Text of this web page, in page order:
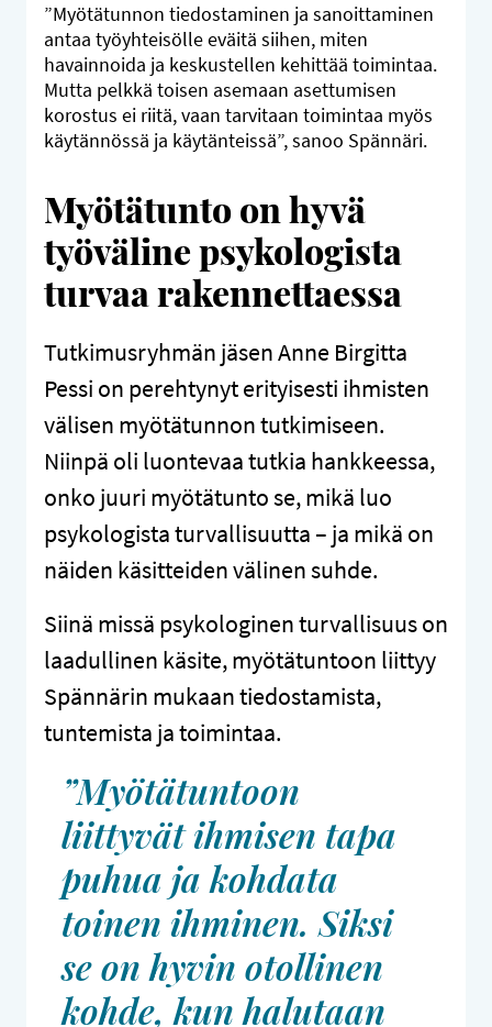
”Myötätunnon tiedostaminen ja sanoittaminen
antaa työyhteisölle eväitä siihen, miten
havainnoida ja keskustellen kehittää toimintaa.
Mutta pelkkä toisen asemaan asettumisen
korostus ei riitä, vaan tarvitaan toimintaa myös
käytännössä ja käytänteissä”, sanoo Spännäri.
Myötätunto on hyvä
työväline psykologista
turvaa rakennettaessa
Tutkimusryhmän jäsen Anne Birgitta
Pessi on perehtynyt erityisesti ihmisten
välisen myötätunnon tutkimiseen.
Niinpä oli luontevaa tutkia hankkeessa,
onko juuri myötätunto se, mikä luo
psykologista turvallisuutta – ja mikä on
näiden käsitteiden välinen suhde.
Siinä missä psykologinen turvallisuus on
laadullinen käsite, myötätuntoon liittyy
Spännärin mukaan tiedostamista,
tuntemista ja toimintaa.
”Myötätuntoon
liittyvät ihmisen tapa
puhua ja kohdata
toinen ihminen. Siksi
se on hyvin otollinen
kohde, kun halutaan